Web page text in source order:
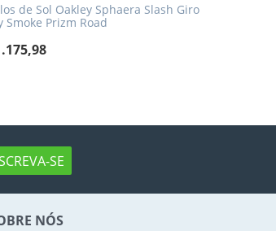
de Sol Oakley Sphaera Slash Giro
Smoke Prizm Road
SE
NÓS